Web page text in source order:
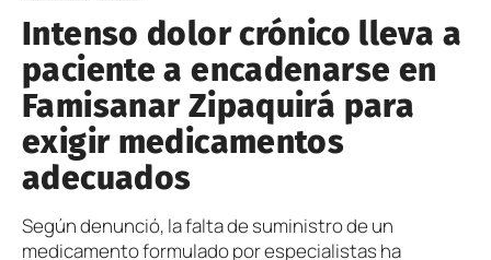
Intenso dolor crónico lleva a
paciente a encadenarse en
Famisanar Zipaquirá para
exigir medicamentos
adecuados
Según denunció, la falta de suministro de un
medicamento formulado por especialistas ha